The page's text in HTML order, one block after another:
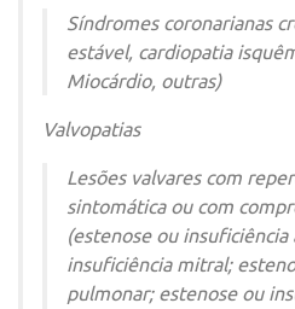
Síndromes coronarianas
estável, cardiopatia
Miocárdio, outras)
Valvopatias
Lesões valvares com
sintomática ou com
(estenose ou
insuficiência mitral;
pulmonar; estenose ou